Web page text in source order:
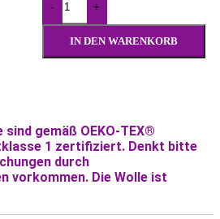
- +
IN DEN WARENKORB
sind gemäß OEKO-TEX®
1 zertifiziert. Denkt bitte
durch
vorkommen. Die Wolle ist